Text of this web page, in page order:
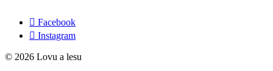
Facebook
Instagram
© 2026 Lovu a lesu